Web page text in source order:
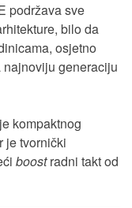
podržava sve
bilo da
osjetno
generaciju
kompaktnog
je tvornički
boostradni takt od